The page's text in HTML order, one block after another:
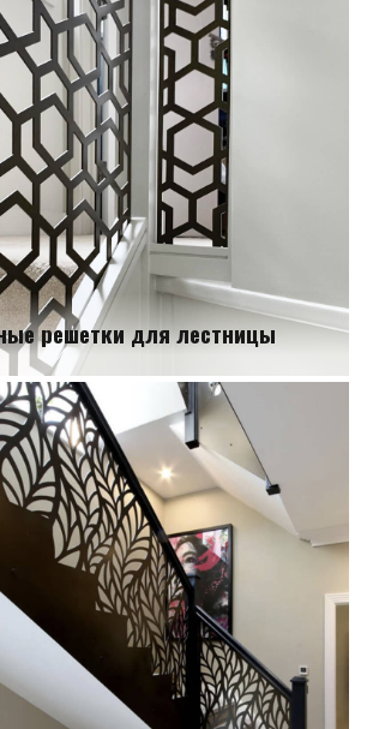
для лестницы
решетки для лестницы